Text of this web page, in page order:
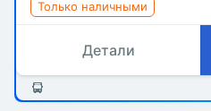
Только наличными
Детали